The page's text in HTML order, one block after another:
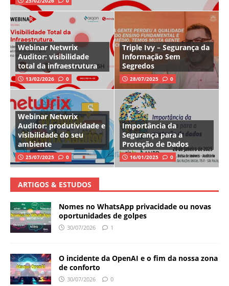
Webinar Netwrix
Auditor: visibilidade
total da infraestrutura
13/02/2026 0
Triple Ivy – Segurança da
Informação Sem
Segredos
28/07/2025 0
Webinar Netwrix
Auditor: produtividade e
visibilidade do seu
ambiente
25/07/2025 0
Importância da
Segurança para a
Proteção de Dados
16/01/2025 0
ARTIGOS & ESTUDOS
Nomes no WhatsApp privacidade ou novas
oportunidades de golpes
30/07/2026 1
O incidente da OpenAI e o fim da nossa zona
de conforto
30/07/2026 0